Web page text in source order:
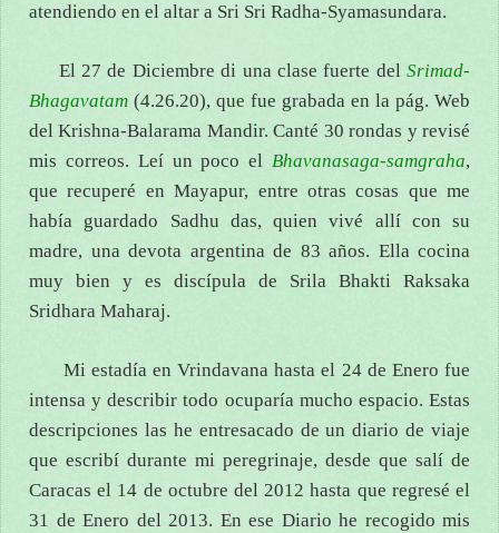
atendiendo en el altar a Sri Sri Radha-Syamasundara.
El 27 de Diciembre di una clase fuerte del Srimad-
Bhagavatam (4.26.20), que fue grabada en la pág. Web
del Krishna-Balarama Mandir. Canté 30 rondas y revisé
mis correos. Leí un poco el Bhavanasaga-samgraha,
que recuperé en Mayapur, entre otras cosas que me
había guardado Sadhu das, quien vivé allí con su
madre, una devota argentina de 83 años. Ella cocina
muy bien y es discípula de Srila Bhakti Raksaka
Sridhara Maharaj.
Mi estadía en Vrindavana hasta el 24 de Enero fue
intensa y describir todo ocuparía mucho espacio. Estas
descripciones las he entresacado de un diario de viaje
que escribí durante mi peregrinaje, desde que salí de
Caracas el 14 de octubre del 2012 hasta que regresé el
31 de Enero del 2013. En ese Diario he recogido mis